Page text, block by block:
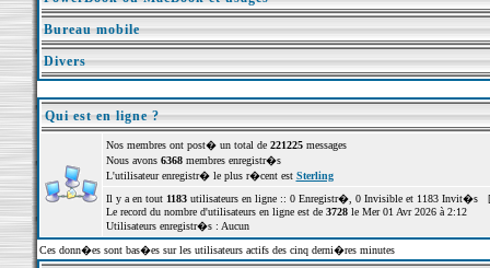
Bureau mobile
Divers
Qui est en ligne ?
Nos membres ont post� un total de 221225messages
Nous avons 6368membres enregistr�s
L'utilisateur enregistr� le plus r�cent est Sterling
Il y a en tout 1183utilisateurs en ligne :: 0 Enregistr�, 0 Invisible et 1183 Invit�s
Le record du nombre d'utilisateurs en ligne est de 3728le Mer 01 Avr 2026 à 2:12
Utilisateurs enregistr�s : Aucun
Ces donn�es sont bas�es sur les utilisateurs actifs des cinq derni�res minutes